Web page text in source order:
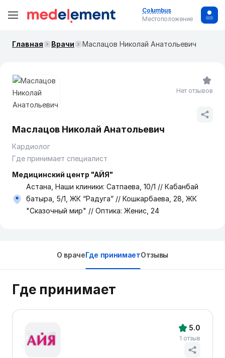
Columbus
Местоположение
Главная Врачи Маслацов Николай Анатольевич
Маслацов Николай Анатольевич
Кардиолог
Где принимает специалист
Медицинский центр "АЙЯ"
Астана, Наши клиники: Сатпаева, 10/1 // Кабанбай
батыра, 5/1, ЖК “Радуга” // Кошкарбаева, 28, ЖК
"Сказочный мир" // Оптика: Женис, 24
Нет отзывов
О врачеГде принимаетОтзывы
Где принимает
5.0
1 отзыв